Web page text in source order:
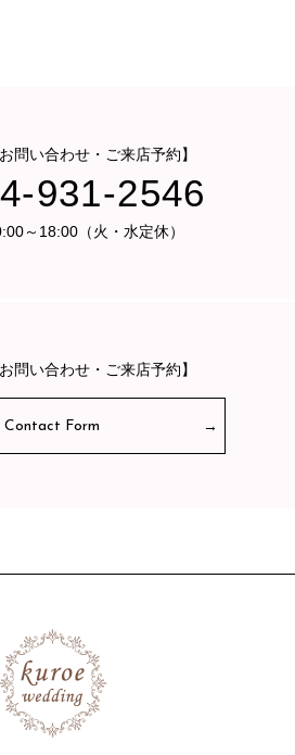
問い合わせ・ご来店予約】
931-2546
～18:00（火・水定休）
問い合わせ・ご来店予約】
Contact Form